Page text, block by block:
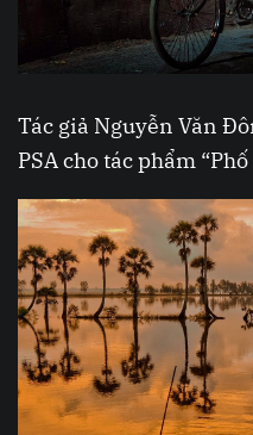
Tác giả Nguyễn Văn
PSA cho tác phẩm “Phố